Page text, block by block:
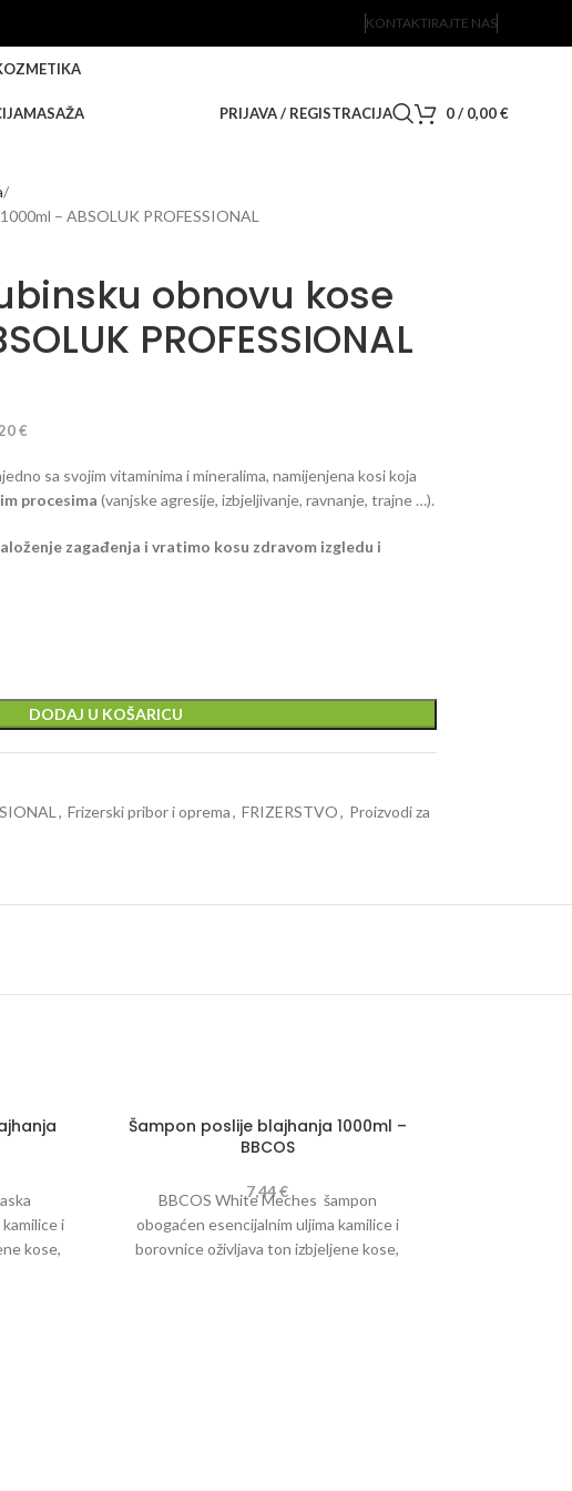
KONTAKTIRAJTE NAS
MASAŽA PRIJAVA / REGISTRACIJA 0/ 0,00€
– ABSOLUK PROFESSIONAL
obnovu kose
PROFESSIONAL
€
sa svojim vitaminima i mineralima, namijenjena kosi koja
procesima (vanjske agresije, izbjeljivanje, ravnanje, trajne …).
zagađenja i vratimo kosu zdravom izgledu i
DODAJ U KOŠARICU
, Frizerski pribor i oprema, FRIZERSTVO, Proizvodi za
i
kose,
Šampon poslije blajhanja 1000ml –
BBCOS
7,44€
BBCOS White Meches šampon
obogaćen esencijalnim uljima kamilice i
borovnice oživljava ton izbjeljene kose,